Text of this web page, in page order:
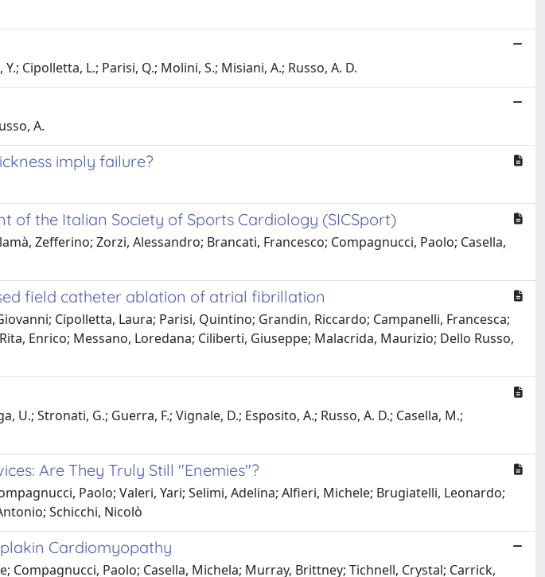
Cipolletta, L.; Parisi, Q.; Molini, S.; Misiani, A.; Russo, A. D.
A.
imply failure?
of the Italian Society of Sports Cardiology (SICSport)
Zefferino; Zorzi, Alessandro; Brancati, Francesco; Compagnucci, Paolo; Casella,
field catheter ablation of atrial fibrillation
Cipolletta, Laura; Parisi, Quintino; Grandin, Riccardo; Campanelli, Francesca;
Enrico; Messano, Loredana; Ciliberti, Giuseppe; Malacrida, Maurizio; Dello Russo,
U.; Stronati, G.; Guerra, F.; Vignale, D.; Esposito, A.; Russo, A. D.; Casella, M.;
Are They Truly Still "Enemies"?
Paolo; Valeri, Yari; Selimi, Adelina; Alfieri, Michele; Brugiatelli, Leonardo;
Schicchi, Nicolò
Cardiomyopathy
Compagnucci, Paolo; Casella, Michela; Murray, Brittney; Tichnell, Crystal; Carrick,